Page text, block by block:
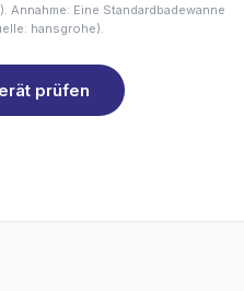
Annahme: Eine Standardbadewanne
hansgrohe).
prüfen